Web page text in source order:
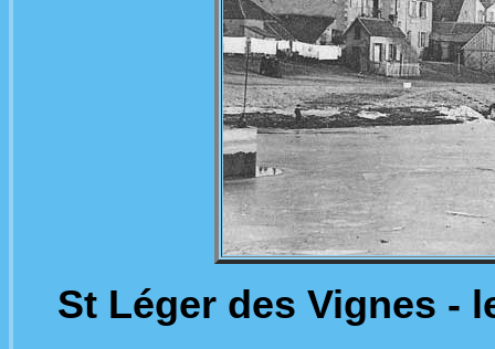
St Léger des Vignes -